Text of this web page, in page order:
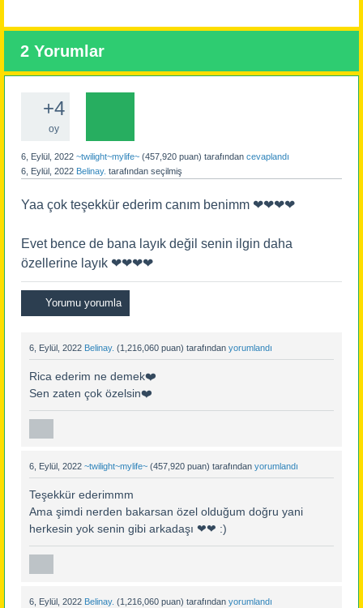
2 Yorumlar
+4
oy
6, Eylül, 2022 ~twilight~mylife~ (457,920 puan) tarafından cevaplandı
6, Eylül, 2022 Belinay. tarafından seçilmiş
Yaa çok teşekkür ederim canım benimm ❤❤❤❤
Evet bence de bana layık değil senin ilgin daha
özellerine layık ❤❤❤❤
6, Eylül, 2022 Belinay. (1,216,060 puan) tarafından yorumlandı
Rica ederim ne demek❤️
Sen zaten çok özelsin❤️
6, Eylül, 2022 ~twilight~mylife~ (457,920 puan) tarafından yorumlandı
Teşekkür ederimmm
Ama şimdi nerden bakarsan özel olduğum doğru yani
herkesin yok senin gibi arkadaşı ❤❤ :)
6, Eylül, 2022 Belinay. (1,216,060 puan) tarafından yorumlandı